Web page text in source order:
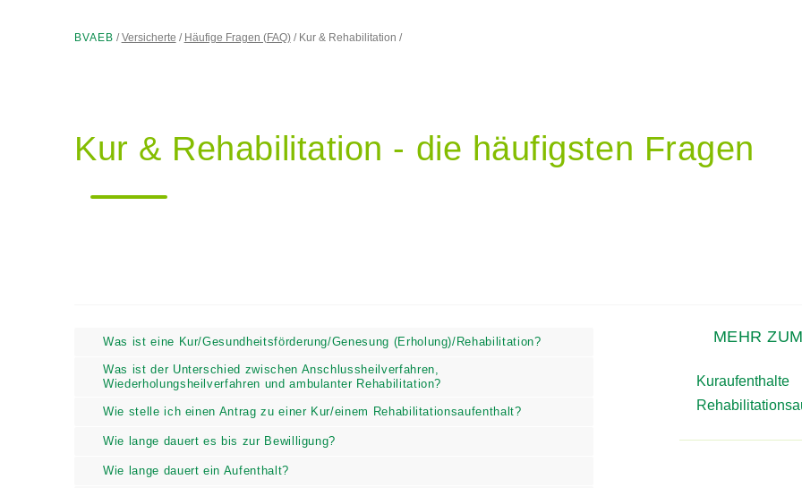
BVAEB Versicherte Häufige Fragen (FAQ) Kur & Rehabilitation
Kur & Rehabilitation - die häufigsten Fragen
Was ist eine Kur/Gesundheitsförderung/Genesung (Erholung)/Rehabilitation?
Was ist der Unterschied zwischen Anschlussheilverfahren,
Wiederholungsheilverfahren und ambulanter Rehabilitation?
Wie stelle ich einen Antrag zu einer Kur/einem Rehabilitationsaufenthalt?
Wie lange dauert es bis zur Bewilligung?
Wie lange dauert ein Aufenthalt?
MEHR